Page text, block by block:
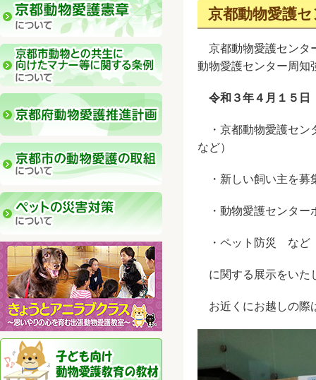
京都動物愛護
京都動物愛護センタ
動物愛護センター周知
令和３年４月１５日
・京都動物愛護セン
など）
・新しい飼い主を募
・動物愛護センター
・ペット防災 など
に関する展示をいた
お近くにお越しの際